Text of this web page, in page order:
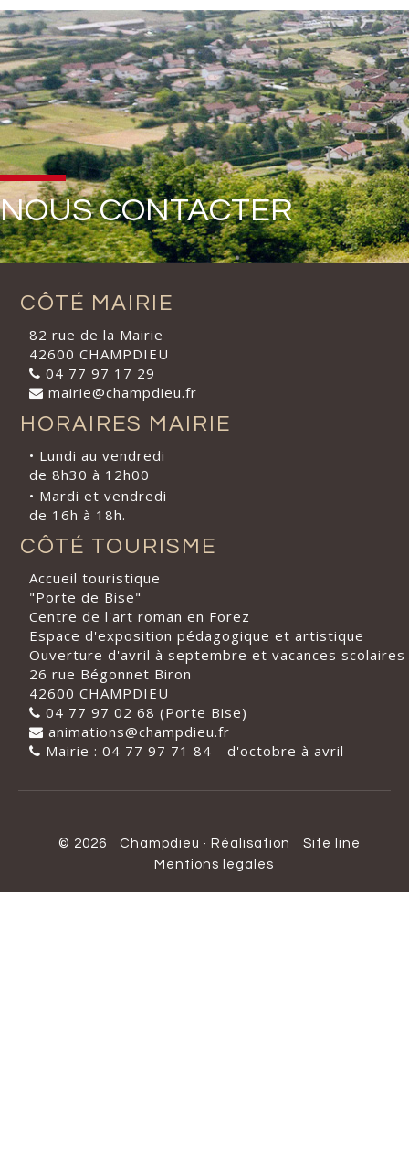
NOUS CONTACTER
CÔTÉ MAIRIE
82 rue de la Mairie
42600 CHAMPDIEU
04 77 97 17 29
mairie@champdieu.fr
HORAIRES MAIRIE
• Lundi au vendredi
de 8h30 à 12h00
• Mardi et vendredi
de 16h à 18h.
CÔTÉ TOURISME
Accueil touristique
"Porte de Bise"
Centre de l'art roman en Forez
Espace d'exposition pédagogique et artistique
Ouverture d'avril à septembre et vacances scolaires
26 rue Bégonnet Biron
42600 CHAMPDIEU
04 77 97 02 68 (Porte Bise)
animations@champdieu.fr
Mairie : 04 77 97 71 84 - d'octobre à avril
© 2026 Champdieu · Réalisation
Site line
Mentions legales